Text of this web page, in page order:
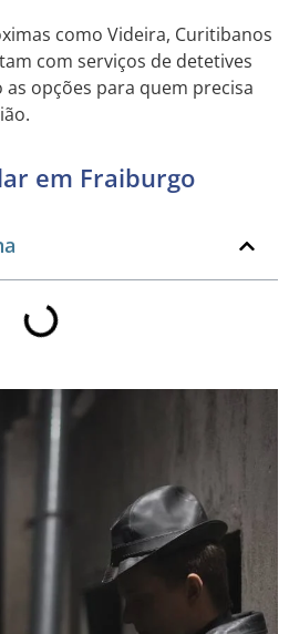
como Videira, Curitibanos
com serviços de detetives
opções para quem precisa
em Fraiburgo